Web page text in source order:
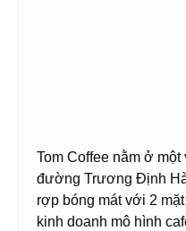
Tom Coffee nằm ở
đường Trương Định
rợp bóng mát với 2
kinh doanh mô hình